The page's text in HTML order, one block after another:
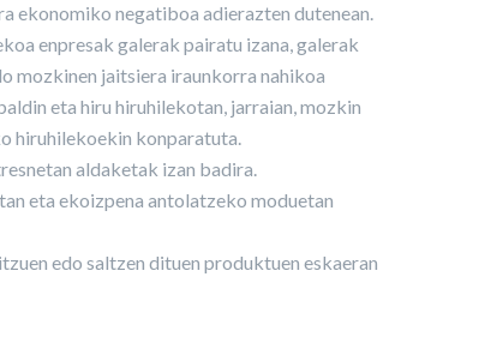
ekonomiko negatiboa adierazten dutenean.
enpresak galerak pairatu izana, galerak
mozkinen jaitsiera iraunkorra nahikoa
eta hiru hiruhilekotan, jarraian, mozkin
hiruhilekoekin konparatuta.
aldaketak izan badira.
eta ekoizpena antolatzeko moduetan
edo saltzen dituen produktuen eskaeran